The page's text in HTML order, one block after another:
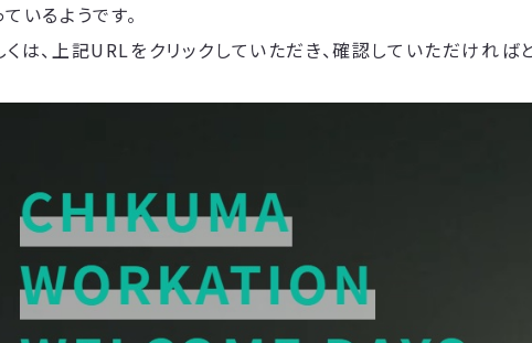
いるようです。
くは、上記URLをクリックしていただき、確認していただければ